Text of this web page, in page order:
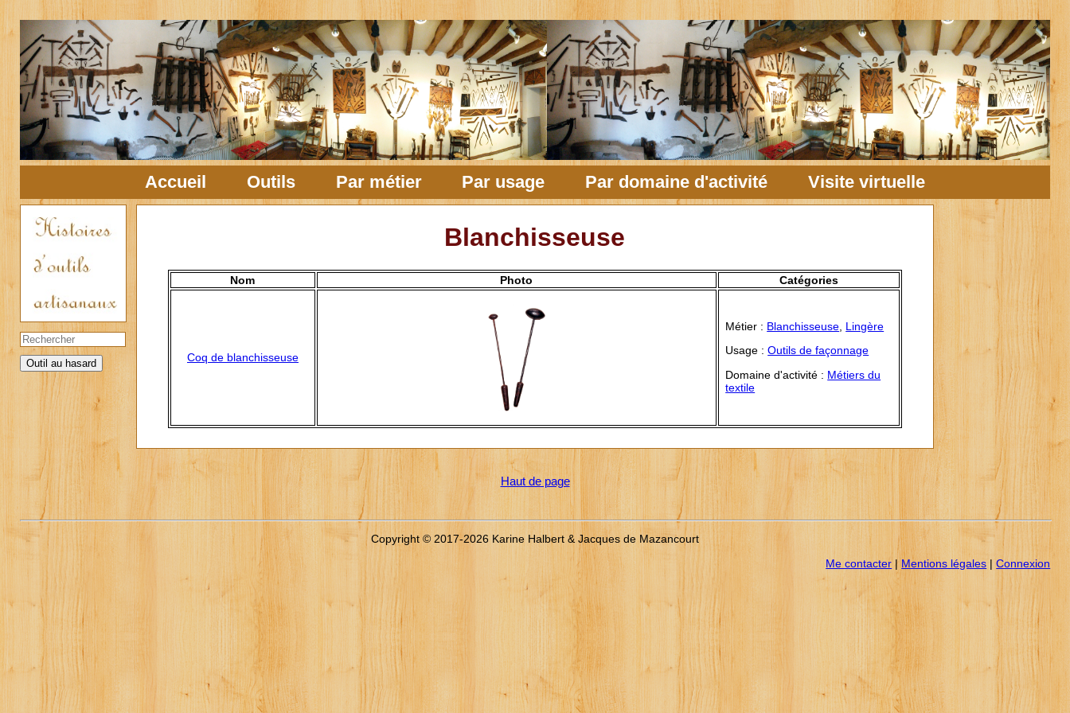
Accueil Outils Par métier Par usage Par domaine d'activité Visite virtuelle
Blanchisseuse
Nom Photo Catégories
Coq de blanchisseuse
Métier : Blanchisseuse Lingère
Usage :Outils de façonnage
Domaine d'activité : Métiers du
textile
Haut de page
Copyright © 2017-2026 Karine Halbert & Jacques de Mazancourt
Me contacter| Mentions légales |Connexion